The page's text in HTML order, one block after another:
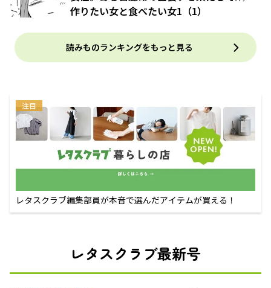
作りたい女と食べたい女1（1）
読みものランキングをもっと見る
注目
レタスクラブ編集部員が本音で選んだアイテムが買える！
レタスクラブ最新号